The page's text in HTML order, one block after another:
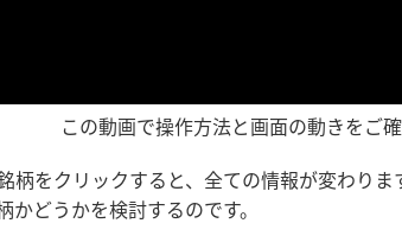
この動画で操作方法と画面の動きをご
柄をクリックすると、全ての情報が変わり
どうかを検討するのです。